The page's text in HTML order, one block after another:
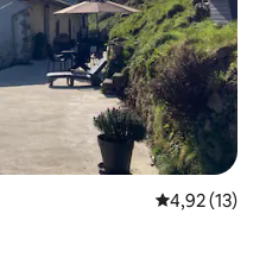
Prosječna
4,92 (13)